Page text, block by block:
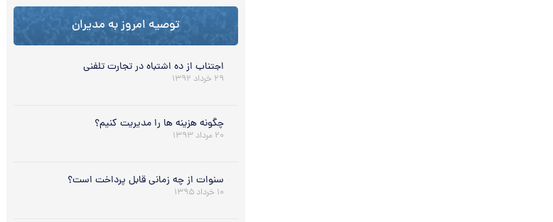
توصیه امروز به مدیران
اجتناب از ده اشتباه در تجارت تلفني
۲۹ خرداد ۱۳۹۲
چگونه هزینه ها را مدیریت کنیم؟
۲۰ مرداد ۱۳۹۳
سنوات از چه زمانی قابل پرداخت است؟
۱۰ خرداد ۱۳۹۵